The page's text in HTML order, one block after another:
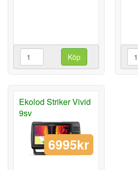
Köp
Ekolod Striker Vivid
9sv
6995kr